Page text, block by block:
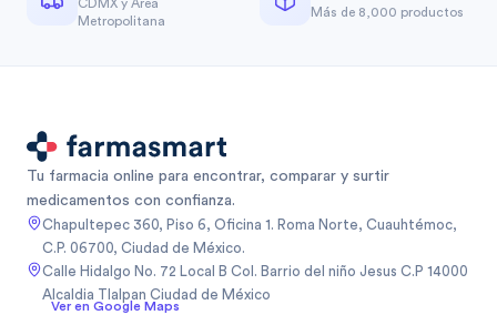
CDMX y Área
Metropolitana
Más de 8,000 productos
Tu farmacia online para encontrar, comparar y surtir
medicamentos con confianza.
Chapultepec 360, Piso 6, Oficina 1. Roma Norte, Cuauhtémoc,
C.P. 06700, Ciudad de México.
Calle Hidalgo No. 72 Local B Col. Barrio del niño Jesus C.P 14000
Alcaldia Tlalpan Ciudad de México
Ver en Google Maps